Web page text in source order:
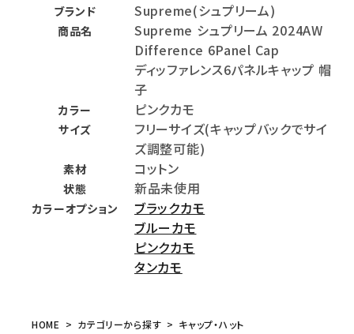
ブランド Supreme(シュプリーム)
商品名
Supreme シュプリーム 2024AW
Difference 6Panel Cap
ディッファレンス6パネルキャップ 帽
子
カラー ピンクカモ
サイズ
フリーサイズ(キャップバックでサイ
ズ調整可能)
素材 コットン
状態 新品未使用
カラーオプション
ブラックカモ
ブルーカモ
ピンクカモ
タンカモ
HOME カテゴリーから探す
キャップ・ハット